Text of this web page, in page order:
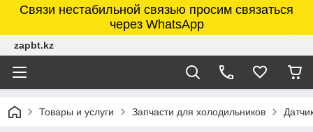
Связи нестабильной связью просим связаться
через WhatsApp
zapbt.kz
Товары и услуги Запчасти для холодильников